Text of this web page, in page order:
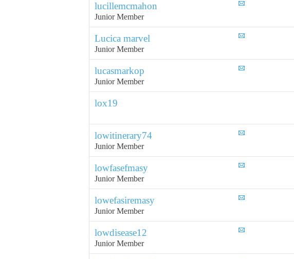
lucillemcmahon
Junior Member
Lucica marvel
Junior Member
lucasmarkop
Junior Member
lox19
lowitinerary74
Junior Member
lowfasefmasy
Junior Member
lowefasiremasy
Junior Member
lowdisease12
Junior Member